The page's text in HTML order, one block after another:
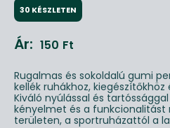
30 KÉSZLETEN
Ár: 150 Ft
Rugalmas és sokoldalú gumi
kellék ruhákhoz,
Kiváló nyúlással és
kényelmet és a funkcionalitást
területen, a sportruházattól a